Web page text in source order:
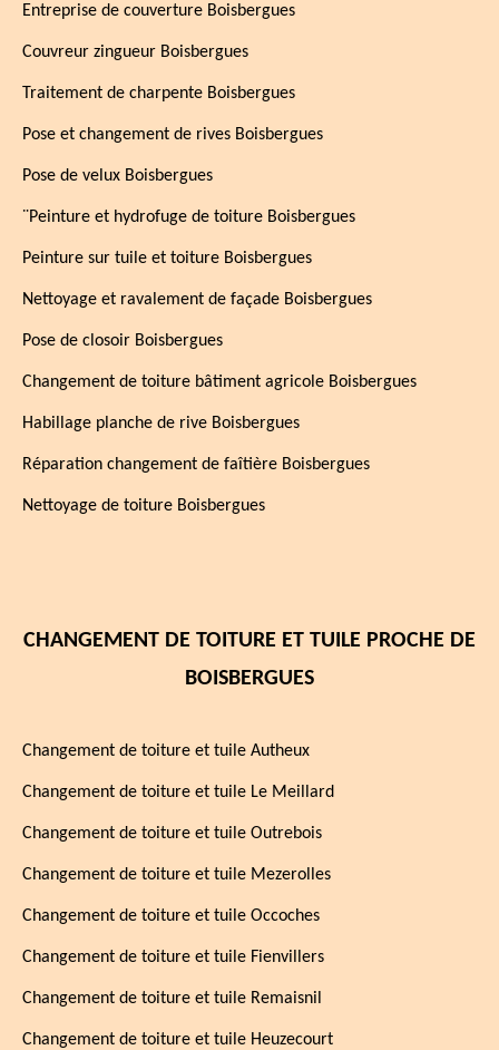
Entreprise de couverture Boisbergues
Couvreur zingueur Boisbergues
Traitement de charpente Boisbergues
Pose et changement de rives Boisbergues
Pose de velux Boisbergues
¨Peinture et hydrofuge de toiture Boisbergues
Peinture sur tuile et toiture Boisbergues
Nettoyage et ravalement de façade Boisbergues
Pose de closoir Boisbergues
Changement de toiture bâtiment agricole Boisbergues
Habillage planche de rive Boisbergues
Réparation changement de faîtière Boisbergues
Nettoyage de toiture Boisbergues
CHANGEMENT DE TOITURE ET TUILE PROCHE DE
BOISBERGUES
Changement de toiture et tuile Autheux
Changement de toiture et tuile Le Meillard
Changement de toiture et tuile Outrebois
Changement de toiture et tuile Mezerolles
Changement de toiture et tuile Occoches
Changement de toiture et tuile Fienvillers
Changement de toiture et tuile Remaisnil
Changement de toiture et tuile Heuzecourt